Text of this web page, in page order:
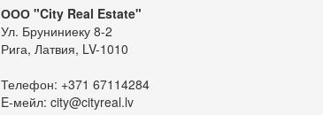
ООО "City Real Estate"
Ул. Бруниниеку 8-2
Рига, Латвия, LV-1010
Телефон: +371 67114284
E-мейл: city@cityreal.lv